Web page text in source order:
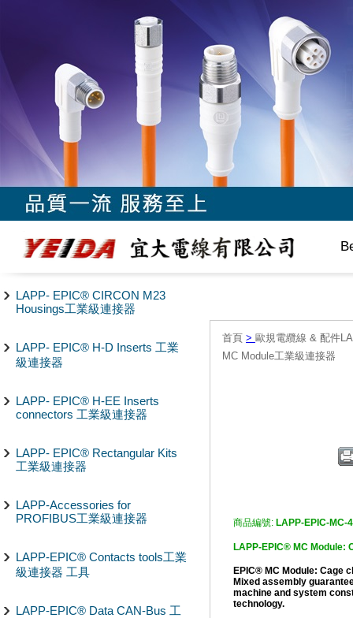
LAPP- EPIC® CIRCON M23
Housings工業級連接器
LAPP- EPIC® H-D Inserts 工業
級連接器
LAPP- EPIC® H-EE Inserts
connectors 工業級連接器
LAPP- EPIC® Rectangular Kits
工業級連接器
LAPP-Accessories for
PROFIBUS工業級連接器
LAPP-EPIC® Contacts tools工業
級連接器 工具
LAPP-EPIC® Data CAN-Bus 工
首頁 > 歐規電纜線 & 配件
MC Module工業級連接器
商品編號: LAPP-EPIC-MC-
LAPP-EPIC® MC Module:
EPIC® MC Module: Cage
Mixed assembly
machine and system
technology.